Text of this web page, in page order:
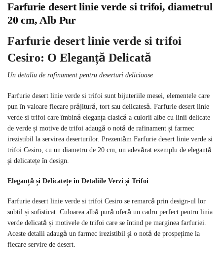
Farfurie desert linie verde si trifoi, diametrul
20 cm, Alb Pur
Farfurie desert linie verde si trifoi
Cesiro: O Eleganță Delicată
Un detaliu de rafinament pentru deserturi delicioase
Farfurie desert linie verde si trifoi sunt bijuteriile mesei, elementele care
pun în valoare fiecare prăjitură, tort sau delicatesă. Farfurie desert linie
verde si trifoi care îmbină eleganța clasică a culorii albe cu linii delicate
de verde și motive de trifoi adaugă o notă de rafinament și farmec
irezistibil la servirea deserturilor. Prezentăm Farfurie desert linie verde si
trifoi Cesiro, cu un diametru de 20 cm, un adevărat exemplu de eleganță
și delicatețe în design.
Eleganță și Delicatețe în Detaliile Verzi și Trifoi
Farfurie desert linie verde si trifoi Cesiro se remarcă prin design-ul lor
subtil și sofisticat. Culoarea albă pură oferă un cadru perfect pentru linia
verde delicată și motivele de trifoi care se întind pe marginea farfuriei.
Aceste detalii adaugă un farmec irezistibil și o notă de prospețime la
fiecare servire de desert.